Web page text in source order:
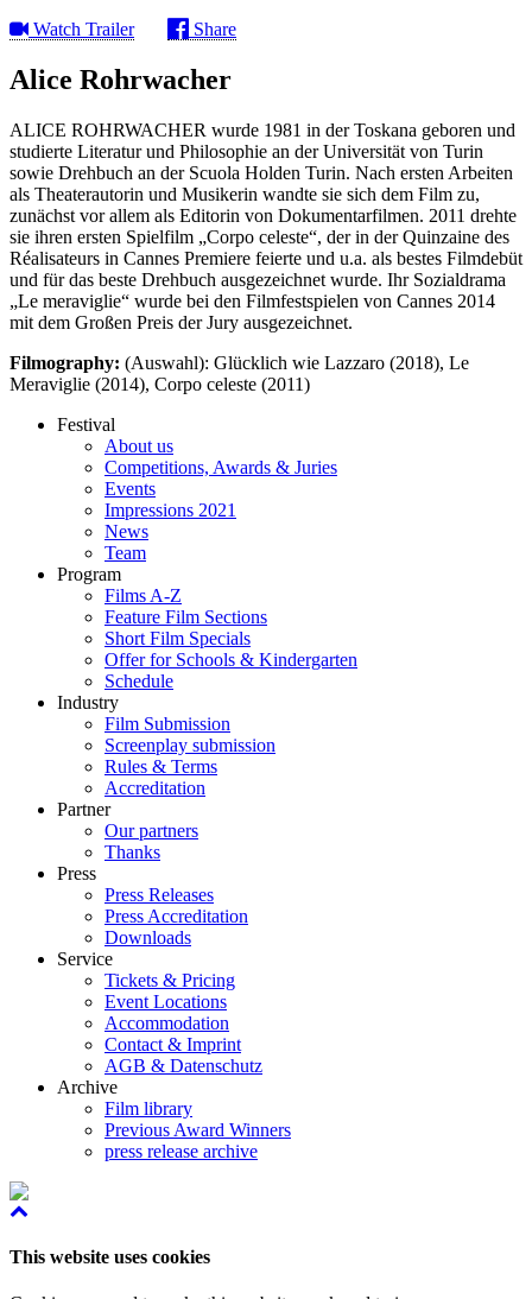
Watch Trailer
Share
Alice Rohrwacher
ALICE ROHRWACHER wurde 1981 in der Toskana geboren und
studierte Literatur und Philosophie an der Universität von Turin
sowie Drehbuch an der Scuola Holden Turin. Nach ersten Arbeiten
als Theaterautorin und Musikerin wandte sie sich dem Film zu,
zunächst vor allem als Editorin von Dokumentarfilmen. 2011 drehte
sie ihren ersten Spielfilm „Corpo celeste“, der in der Quinzaine des
Réalisateurs in Cannes Premiere feierte und u.a. als bestes Filmdebüt
und für das beste Drehbuch ausgezeichnet wurde. Ihr Sozialdrama
„Le meraviglie“ wurde bei den Filmfestspielen von Cannes 2014
mit dem Großen Preis der Jury ausgezeichnet.
Filmography: (Auswahl): Glücklich wie Lazzaro (2018), Le
Meraviglie (2014), Corpo celeste (2011)
Festival
About us
Competitions, Awards & Juries
Events
Impressions 2021
News
Team
Program
Films A-Z
Feature Film Sections
Short Film Specials
Offer for Schools & Kindergarten
Schedule
Industry
Film Submission
Screenplay submission
Rules & Terms
Accreditation
Partner
Our partners
Thanks
Press
Press Releases
Press Accreditation
Downloads
Service
Tickets & Pricing
Event Locations
Accommodation
Contact & Imprint
AGB & Datenschutz
Archive
Film library
Previous Award Winners
press release archive
This website uses cookies